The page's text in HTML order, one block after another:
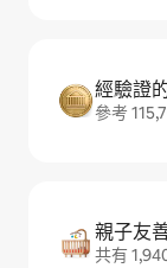
經驗證
參考
親子友
共有